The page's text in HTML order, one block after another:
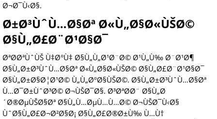
Ø¬Ø¯Ù‹Ø§.
Ø±Ø³ÙˆÙ…Ø§Øª Ø«Ù„Ø§Ø«ÙŠØ©
Ø§Ù„Ø£Ø¨Ø¹Ø§Ø¯
ØªØ­ØªÙˆÙŠ Ù‡Ø°Ù‡ Ø§Ù„Ù„Ø¹Ø¨Ø© Ø¹Ù„Ù‰ Ø¨Ø¹Ø¶
Ø§Ù„Ø±Ø³ÙˆÙ…Ø§Øª Ø«Ù„Ø§Ø«ÙŠØ© Ø§Ù„Ø£Ø¨Ø¹Ø§Ø¯
Ø§Ù„Ø±Ø§Ø¦Ø¹Ø© Ù„Ù„ØºØ§ÙŠØ©. Ø§Ù„Ø±Ø³ÙˆÙ…Ø§Øª
Ù…Ø¯Ø±ÙˆØ³Ø© Ø¬ÙŠØ¯Ø§. Ø³ØªØ­Ø¨ Ø§Ù„Ø
´Ø®ØµÙŠØ§Øª Ø§Ù„Ù…ØµÙ…Ù…Ø© Ø¬ÙŠØ¯Ù‹Ø§
ÙˆØ§Ù„Ø£Ø¬Ø²Ø§Ø¡ Ø§Ù„Ø£Ø®Ø±Ù‰ Ù…Ù†